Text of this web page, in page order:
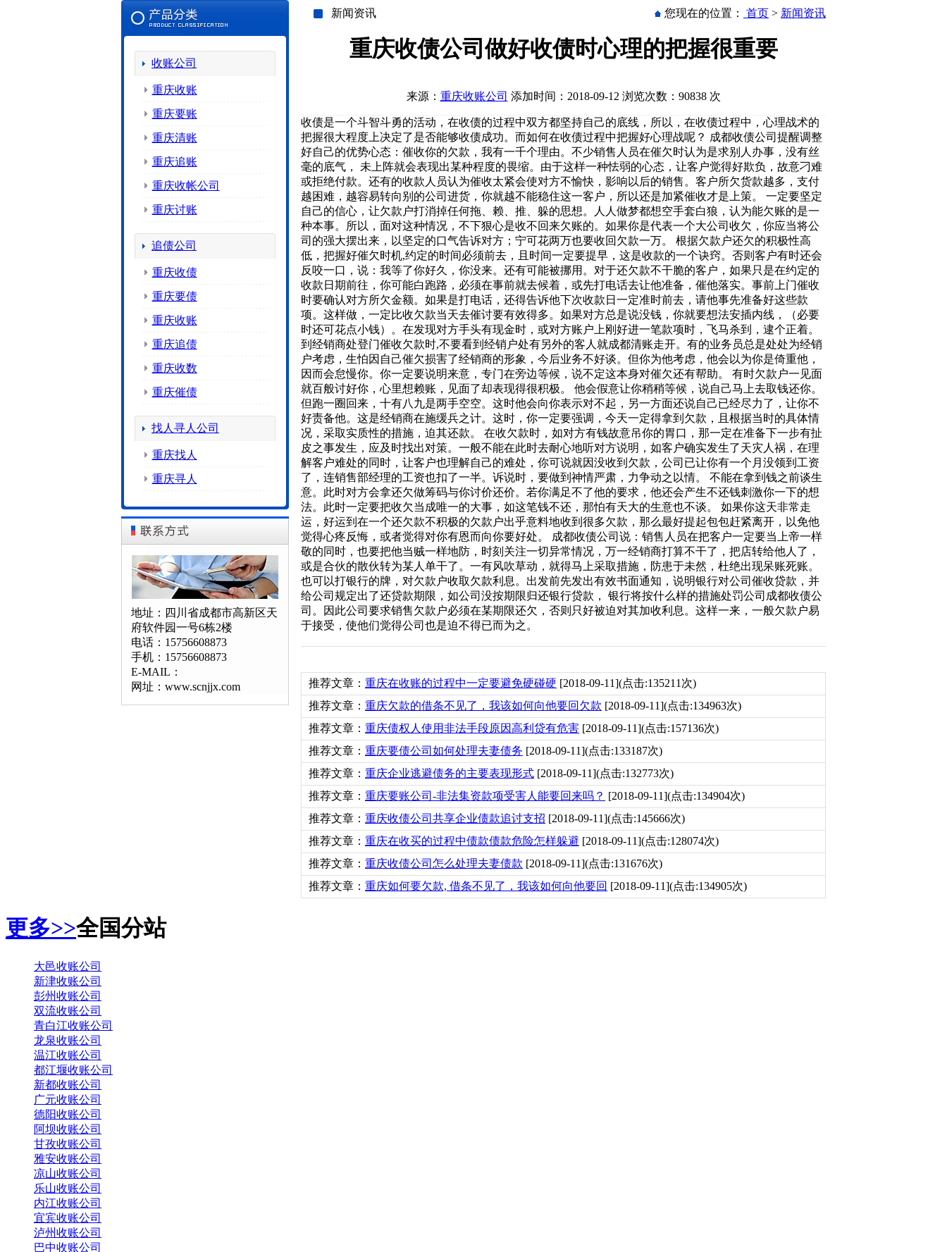
收账公司
重庆收账
重庆要账
重庆清账
重庆追账
重庆收帐公司
重庆讨账
追债公司
重庆收债
重庆要债
重庆收账
重庆追债
重庆收数
重庆催债
找人寻人公司
重庆找人
重庆寻人
地址：四川省成都市高新区天
府软件园一号6栋2楼
电话：15756608873
手机：15756608873
E-MAIL：
网址：www.scnjjx.com
新闻资讯 您现在的位置： 首页 > 新闻资讯
重庆收债公司做好收债时心理的把握很重要
来源： 重庆收账公司 添加时间：2018-09-12 浏览次数：90838 次
收债是一个斗智斗勇的活动，在收债的过程中双方都坚持自己的底线，所以，在收债过程中，心理战术的
把握很大程度上决定了是否能够收债成功。而如何在收债过程中把握好心理战呢？ 成都收债公司提醒调整
好自己的优势心态：催收你的欠款，我有一千个理由。不少销售人员在催欠时认为是求别人办事，没有丝
毫的底气， 未上阵就会表现出某种程度的畏缩。由于这样一种怯弱的心态，让客户觉得好欺负，故意刁难
或拒绝付款。还有的收款人员认为催收太紧会使对方不愉快，影响以后的销售。客户所欠货款越多，支付
越困难，越容易转向别的公司进货，你就越不能稳住这一客户，所以还是加紧催收才是上策。 一定要坚定
自己的信心，让欠款户打消掉任何拖、赖、推、躲的思想。人人做梦都想空手套白狼，认为能欠账的是一
种本事。所以，面对这种情况，不下狠心是收不回来欠账的。如果你是代表一个大公司收欠，你应当将公
司的强大摆出来，以坚定的口气告诉对方；宁可花两万也要收回欠款一万。 根据欠款户还欠的积极性高
低，把握好催欠时机,约定的时间必须前去，且时间一定要提早，这是收款的一个诀窍。否则客户有时还会
反咬一口，说：我等了你好久，你没来。还有可能被挪用。对于还欠款不干脆的客户，如果只是在约定的
收款日期前往，你可能白跑路，必须在事前就去候着，或先打电话去让他准备，催他落实。事前上门催收
时要确认对方所欠金额。如果是打电话，还得告诉他下次收款日一定准时前去，请他事先准备好这些款
项。这样做，一定比收欠款当天去催讨要有效得多。如果对方总是说没钱，你就要想法安插内线，（必要
时还可花点小钱）。在发现对方手头有现金时，或对方账户上刚好进一笔款项时，飞马杀到，逮个正着。
到经销商处登门催收欠款时,不要看到经销户处有另外的客人就成都清账走开。有的业务员总是处处为经销
户考虑，生怕因自己催欠损害了经销商的形象，今后业务不好谈。但你为他考虑，他会以为你是倚重他，
因而会怠慢你。你一定要说明来意，专门在旁边等候，说不定这本身对催欠还有帮助。 有时欠款户一见面
就百般讨好你，心里想赖账，见面了却表现得很积极。 他会假意让你稍稍等候，说自己马上去取钱还你。
但跑一圈回来，十有八九是两手空空。这时他会向你表示对不起，另一方面还说自己已经尽力了，让你不
好责备他。这是经销商在施缓兵之计。这时，你一定要强调，今天一定得拿到欠款，且根据当时的具体情
况，采取实质性的措施，迫其还款。 在收欠款时，如对方有钱故意吊你的胃口，那一定在准备下一步有扯
皮之事发生，应及时找出对策。一般不能在此时去耐心地听对方说明，如客户确实发生了天灾人祸，在理
解客户难处的同时，让客户也理解自己的难处，你可说就因没收到欠款，公司已让你有一个月没领到工资
了，连销售部经理的工资也扣了一半。诉说时，要做到神情严肃，力争动之以情。 不能在拿到钱之前谈生
意。此时对方会拿还欠做筹码与你讨价还价。若你满足不了他的要求，他还会产生不还钱刺激你一下的想
法。此时一定要把收欠当成唯一的大事，如这笔钱不还，那怕有天大的生意也不谈。 如果你这天非常走
运，好运到在一个还欠款不积极的欠款户出乎意料地收到很多欠款，那么最好提起包包赶紧离开，以免他
觉得心疼反悔，或者觉得对你有恩而向你要好处。 成都收债公司说：销售人员在把客户一定要当上帝一样
敬的同时，也要把他当贼一样地防，时刻关注一切异常情况，万一经销商打算不干了，把店转给他人了，
或是合伙的散伙转为某人单干了。一有风吹草动，就得马上采取措施，防患于未然，杜绝出现呆账死账。
也可以打银行的牌，对欠款户收取欠款利息。出发前先发出有效书面通知，说明银行对公司催收贷款，并
给公司规定出了还贷款期限，如公司没按期限归还银行贷款， 银行将按什么样的措施处罚公司成都收债公
司。因此公司要求销售欠款户必须在某期限还欠，否则只好被迫对其加收利息。这样一来，一般欠款户易
于接受，使他们觉得公司也是迫不得已而为之。
推荐文章： 重庆在收账的过程中一定要避免硬碰硬 [2018-09-11](点击:135211次)
推荐文章： 重庆欠款的借条不见了，我该如何向他要回欠款 [2018-09-11](点击:134963次)
推荐文章： 重庆债权人使用非法手段原因高利贷有危害 [2018-09-11](点击:157136次)
推荐文章： 重庆要债公司如何处理夫妻债务 [2018-09-11](点击:133187次)
推荐文章： 重庆企业逃避债务的主要表现形式 [2018-09-11](点击:132773次)
推荐文章： 重庆要账公司-非法集资款项受害人能要回来吗？ [2018-09-11](点击:134904次)
推荐文章： 重庆收债公司共享企业债款追讨支招 [2018-09-11](点击:145666次)
推荐文章： 重庆在收买的过程中债款债款危险怎样躲避 [2018-09-11](点击:128074次)
推荐文章： 重庆收债公司怎么处理夫妻债款 [2018-09-11](点击:131676次)
推荐文章： 重庆如何要欠款, 借条不见了，我该如何向他要回 [2018-09-11](点击:134905次)
更多>>全国分站
大邑收账公司
新津收账公司
彭州收账公司
双流收账公司
青白江收账公司
龙泉收账公司
温江收账公司
都江堰收账公司
新都收账公司
广元收账公司
德阳收账公司
阿坝收账公司
甘孜收账公司
雅安收账公司
凉山收账公司
乐山收账公司
内江收账公司
宜宾收账公司
泸州收账公司
巴中收账公司